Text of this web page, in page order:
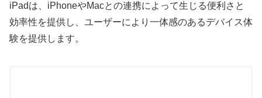
iPadは、iPhoneやMacとの連携によって生じる便利さと
効率性を提供し、ユーザーにより一体感のあるデバイス体
験を提供します。